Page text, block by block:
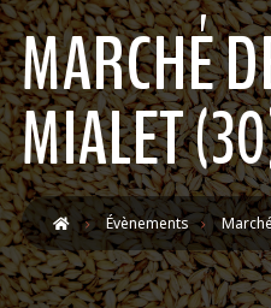
MARCHÉ
MIALET
Évènements